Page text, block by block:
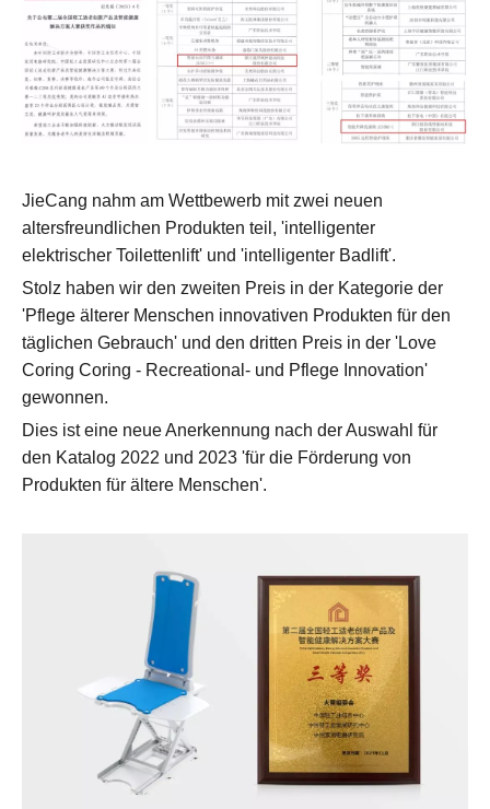
JieCang nahm am Wettbewerb mit zwei neuen
altersfreundlichen Produkten teil, 'intelligenter
elektrischer Toilettenlift' und 'intelligenter Badlift'.
Stolz haben wir den zweiten Preis in der Kategorie der
'Pflege älterer Menschen innovativen Produkten für den
täglichen Gebrauch' und den dritten Preis in der 'Love
Coring Coring - Recreational- und Pflege Innovation'
gewonnen.
Dies ist eine neue Anerkennung nach der Auswahl für
den Katalog 2022 und 2023 'für die Förderung von
Produkten für ältere Menschen'.